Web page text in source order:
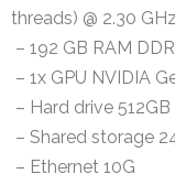
threads) @ 2.30 GHz
– 192 GB RAM
– 1x GPU NVIDIA
– Hard drive 512GB
– Shared storage
– Ethernet 10G